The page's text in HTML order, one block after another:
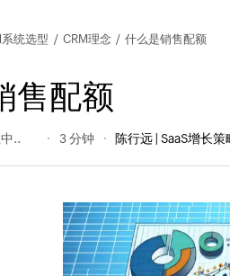
系统选型 / CRM理念 / 什么是销售配额
售配额
读量 3 分钟 陈行远 | SaaS增长